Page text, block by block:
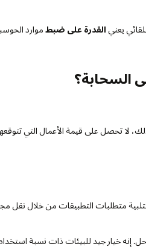
يعني القدرة على ضبط موارد
السحابة؟
لا تحصل على قيمة الأعمال التي
متطلبات التطبيقات من خلال نقل
إنه خيار جيد للبيئات ذات نسبة